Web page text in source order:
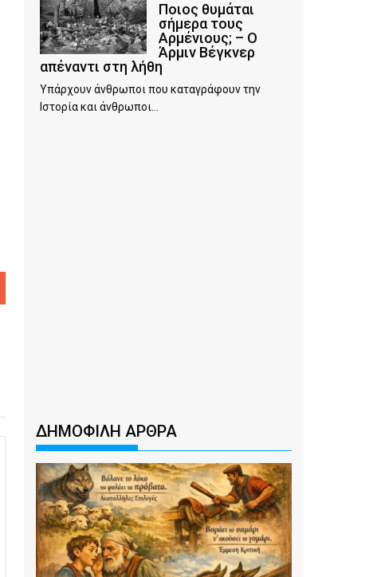
Ποιος θυμάται
σήμερα τους
Αρμένιους; – Ο
Άρμιν Βέγκνερ
απέναντι στη λήθη
Υπάρχουν άνθρωποι που καταγράφουν την
Ιστορία και άνθρωποι...
ΔΗΜΟΦΙΛΗ ΑΡΘΡΑ